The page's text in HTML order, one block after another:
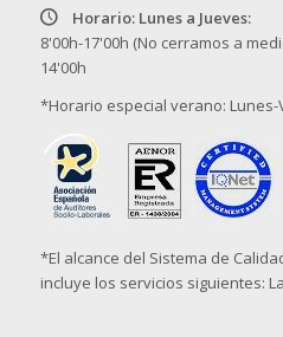
Horario: Lunes a Jueves:
8'00h-17'00h (No cerramos a
14'00h
*Horario especial verano: Lunes-
*El alcance del Sistema de
incluye los servicios siguientes: